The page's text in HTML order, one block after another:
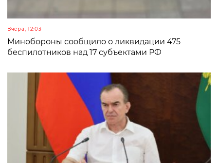
Вчера, 12:03
Минобороны сообщило о ликвидации 475
беспилотников над 17 субъектами РФ